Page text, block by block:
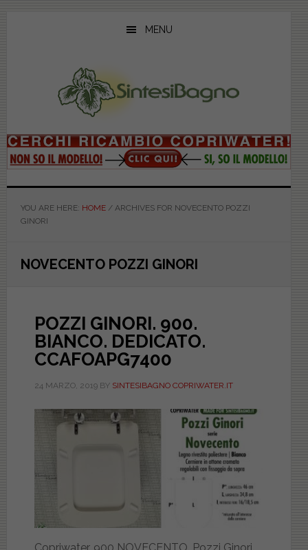
MENU
YOU ARE HERE: HOME /ARCHIVES FOR NOVECENTO POZZI
GINORI
NOVECENTO POZZI GINORI
POZZI GINORI. 900.
BIANCO. DEDICATO.
CCAFOAPG7400
24 MARZO, 2019BY SINTESIBAGNO COPRIWATER.IT